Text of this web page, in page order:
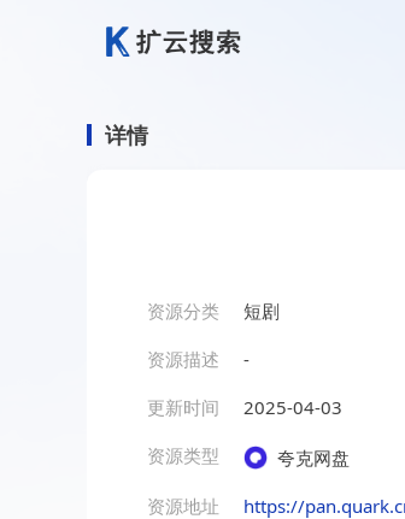
详情
资源分类
短剧
资源描述
-
更新时间
2025-04-03
资源类型
夸克网盘
资源地址
https://